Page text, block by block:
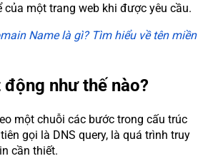
một trang web khi được yêu cầu.
Name là gì? Tìm hiểu về tên miền
động như thế nào?
một chuỗi các bước trong cấu trúc
gọi là DNS query, là quá trình truy
cần thiết.